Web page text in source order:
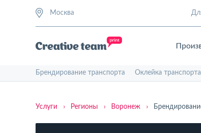
Москва
Брендирование транспорта Оклейка транспорта
Услуги › Регионы › Воронеж ›